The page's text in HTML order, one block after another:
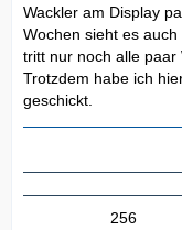
Wackler am Display
Wochen sieht es
tritt nur noch alle paar
Trotzdem habe ich
geschickt.
256